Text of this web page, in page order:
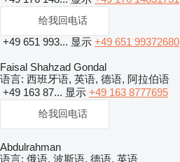
给我回电话
+49 651 993... 显示 +49 651 99372680
Faisal Shahzad Gondal
语言: 西班牙语, 英语, 德语, 阿拉伯语
+49 163 87... 显示 +49 163 8777695
给我回电话
Abdulrahman
语言: 俄语, 波斯语, 德语, 英语